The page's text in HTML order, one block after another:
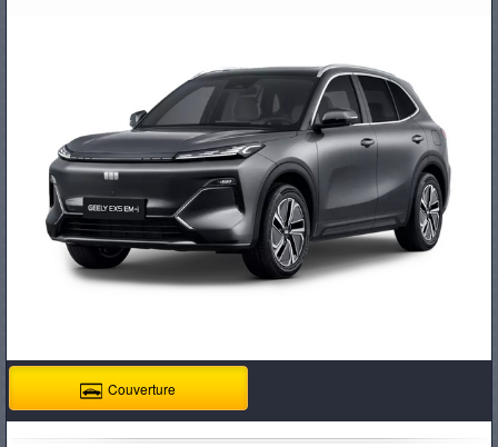
Couverture
PNEUS